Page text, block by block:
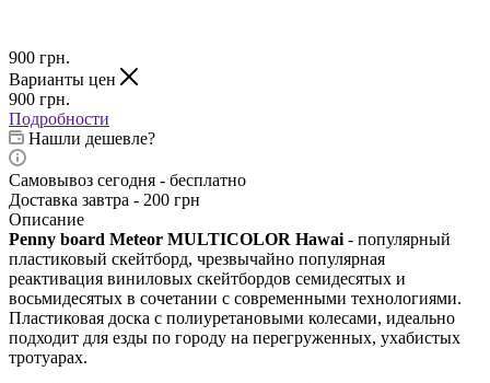
900 грн.
Варианты цен
900 грн.
Подробности
Нашли дешевле?
Самовывоз сегодня - бесплатно
Доставка завтра - 200 грн
Описание
Penny board Meteor MULTICOLOR Hawai - популярный
пластиковый скейтборд, чрезвычайно популярная
реактивация виниловых скейтбордов семидесятых и
восьмидесятых в сочетании с современными технологиями.
Пластиковая доска с полиуретановыми колесами, идеально
подходит для езды по городу на перегруженных, ухабистых
тротуарах.